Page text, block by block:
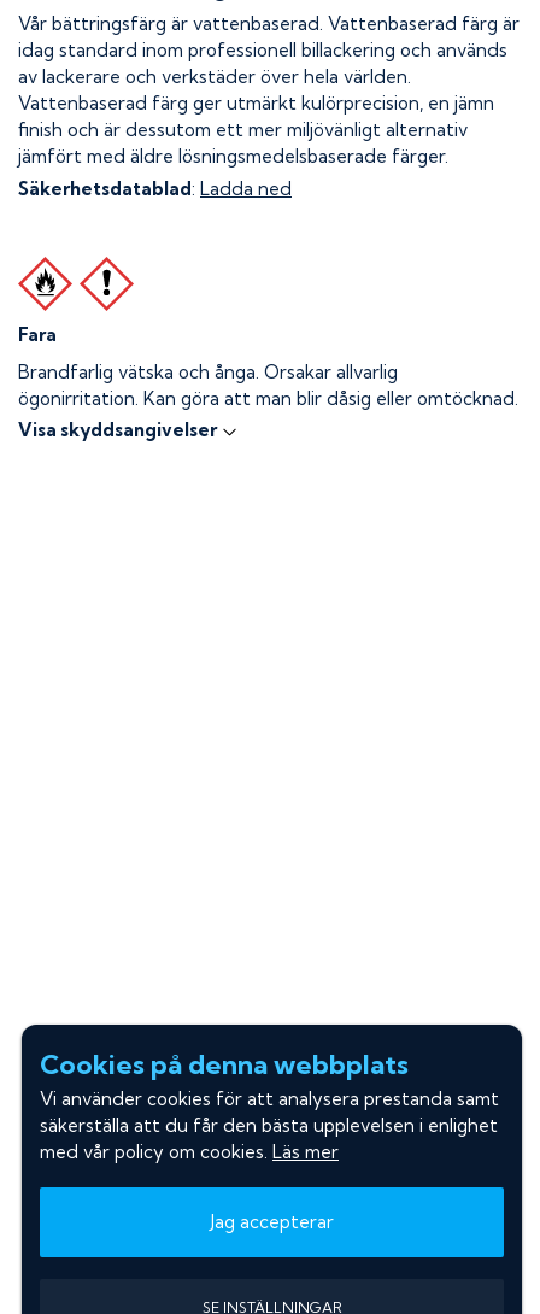
Vår bättringsfärg är vattenbaserad. Vattenbaserad färg är
idag standard inom professionell billackering och används
av lackerare och verkstäder över hela världen.
Vattenbaserad färg ger utmärkt kulörprecision, en jämn
finish och är dessutom ett mer miljövänligt alternativ
jämfört med äldre lösningsmedelsbaserade färger.
Säkerhetsdatablad: Ladda ned
Fara
Brandfarlig vätska och ånga. Orsakar allvarlig
ögonirritation. Kan göra att man blir dåsig eller omtöcknad.
Visa skyddsangivelser
Cookies på denna webbplats
Vi använder cookies för att analysera prestanda samt
säkerställa att du får den bästa upplevelsen i enlighet
med vår policy om cookies. Läs mer
Jag accepterar
SE INSTÄLLNINGAR